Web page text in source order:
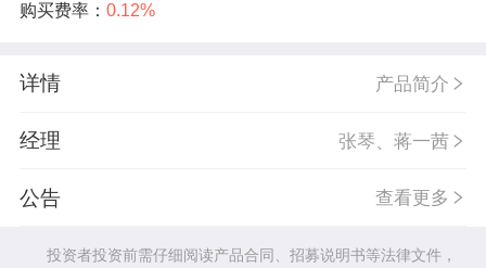
购买费率： 0.12%
详情 产品简介
经理 张琴、蒋一茜
公告 查看更多
投资者投资前需仔细阅读产品合同、招募说明书等法律文件，